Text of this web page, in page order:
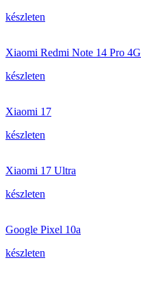
készleten
Xiaomi Redmi Note 14 Pro 4G
készleten
Xiaomi 17
készleten
Xiaomi 17 Ultra
készleten
Google Pixel 10a
készleten